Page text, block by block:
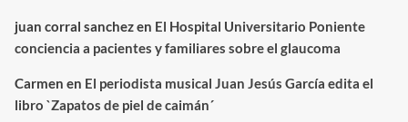
juan corral sanchezen El Hospital Universitario Poniente
conciencia a pacientes y familiares sobre el glaucoma
Carmen en El periodista musical Juan Jesús García edita el
libro `Zapatos de piel de caimán´